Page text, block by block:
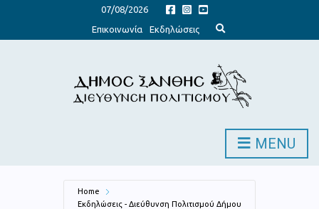
07/08/2026
Επικοινωνία
Εκδηλώσεις
x
d
s
e
c
o
MENU
Home
Εκδηλώσεις - Διεύθυνση Πολιτισμού Δήμου